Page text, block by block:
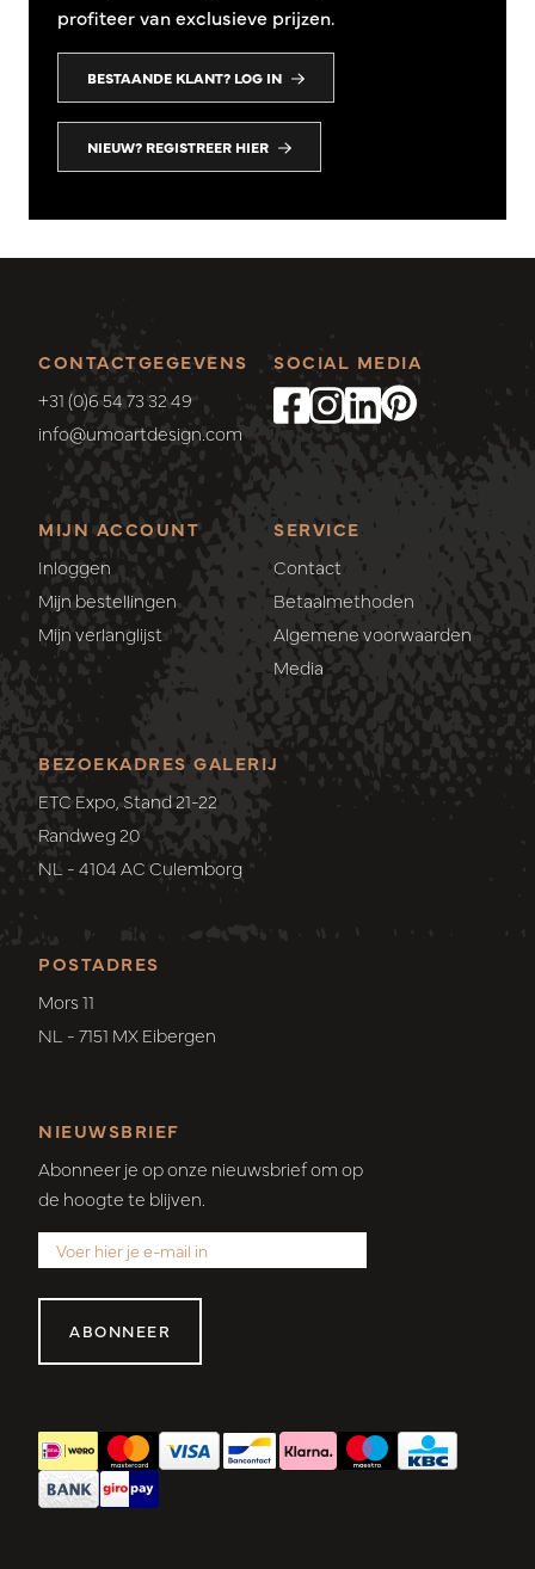
profiteer van exclusieve prijzen.
BESTAANDE KLANT? LOG IN
NIEUW? REGISTREER HIER
CONTACTGEGEVENS
+31 (0)6 54 73 32 49
info@umoartdesign.com
MIJN ACCOUNT
Inloggen
Mijn bestellingen
Mijn verlanglijst
SERVICE
Contact
Betaalmethoden
Algemene voorwaarden
Media
SOCIAL MEDIA
POSTADRES
Mors 11
NL - 7151 MX Eibergen
BEZOEKADRES GALERIJ
ETC Expo, Stand 21-22
Randweg 20
NL - 4104 AC Culemborg
NIEUWSBRIEF
Abonneer je op onze nieuwsbrief om op
de hoogte te blijven.
ABONNEER